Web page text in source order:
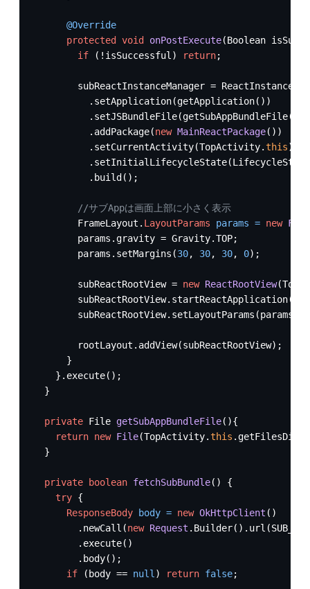
@Override
protected
void onPostExecute(Boolean
if (!isSuccessful) return;
subReactInstanceManager =
          .setApplication(getApplication())
          .addPackage(
new MainReactPackage())
          .setCurrentActivity(TopActivity.
this)
          .build();
//サブAppは画面上部に小さく表示
        FrameLayout.
LayoutParams params = new
        params.gravity = Gravity.TOP;
        params.setMargins(
30, 30, 30, 0);
        subReactRootView =
new ReactRootView
        subReactRootView.setLayoutParams(params);
        rootLayout.addView(subReactRootView);
      }
    }.execute();
  }
private File getSubAppBundleFile(){
return new File(TopActivity.this
  }
private boolean fetchSubBundle()
{
try {
ResponseBody
body = new OkHttpClient ()
        .newCall(
new Request
        .execute()
        .body();
if (body == null ) return false;